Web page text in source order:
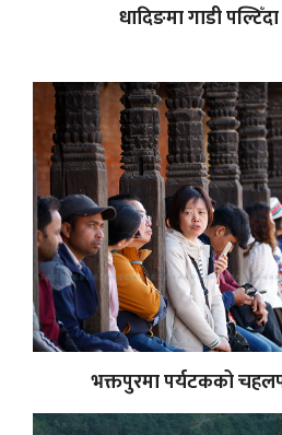
धादिङमा गाडी
भक्तपुरमा पर्यटकको